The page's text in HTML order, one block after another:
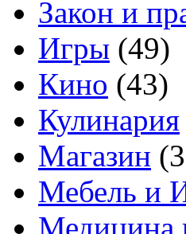
Закон и
Игры (49)
Кино (43)
Кулинария
Магазин
Мебель и